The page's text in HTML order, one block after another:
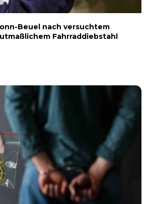
Beuel nach versuchtem
Fahrraddiebstahl